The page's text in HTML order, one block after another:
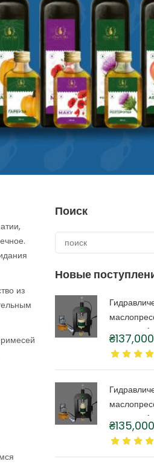
из
Поиск
Новые
тонн
литров
₴
тонн
литра
₴